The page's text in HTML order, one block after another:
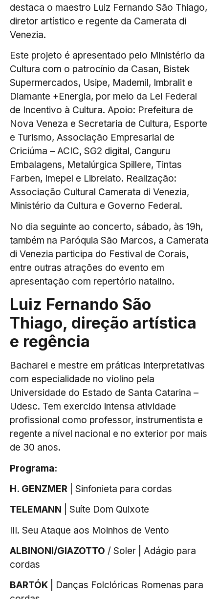
destaca o maestro Luiz Fernando São Thiago,
diretor artístico e regente da Camerata di
Venezia.
Este projeto é apresentado pelo Ministério da
Cultura com o patrocínio da Casan, Bistek
Supermercados, Usipe, Mademil, Imbralit e
Diamante +Energia, por meio da Lei Federal
de Incentivo à Cultura. Apoio: Prefeitura de
Nova Veneza e Secretaria de Cultura, Esporte
e Turismo, Associação Empresarial de
Criciúma – ACIC, SG2 digital, Canguru
Embalagens, Metalúrgica Spillere, Tintas
Farben, Imepel e Librelato. Realização:
Associação Cultural Camerata di Venezia,
Ministério da Cultura e Governo Federal.
No dia seguinte ao concerto, sábado, às 19h,
também na Paróquia São Marcos, a Camerata
di Venezia participa do Festival de Corais,
entre outras atrações do evento em
apresentação com repertório natalino.
Luiz Fernando São
Thiago, direção artística
e regência
Bacharel e mestre em práticas interpretativas
com especialidade no violino pela
Universidade do Estado de Santa Catarina –
Udesc. Tem exercido intensa atividade
profissional como professor, instrumentista e
regente a nível nacional e no exterior por mais
de 30 anos.
Programa:
H. GENZMER | Sinfonieta para cordas
TELEMANN
| Suíte Dom Quixote
III. Seu Ataque aos Moinhos de Vento
ALBINONI/GIAZOTTO / Soler | Adágio para
cordas
BARTÓK | Danças Folclóricas Romenas para